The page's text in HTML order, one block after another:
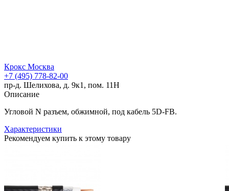
Крокс Москва
+7 (495) 778-82-00
пр-д. Шелихова, д. 9к1, пом. 11Н
Описание
Угловой N разъем, обжимной, под кабель 5D-FB.
Характеристики
Рекомендуем купить к этому товару